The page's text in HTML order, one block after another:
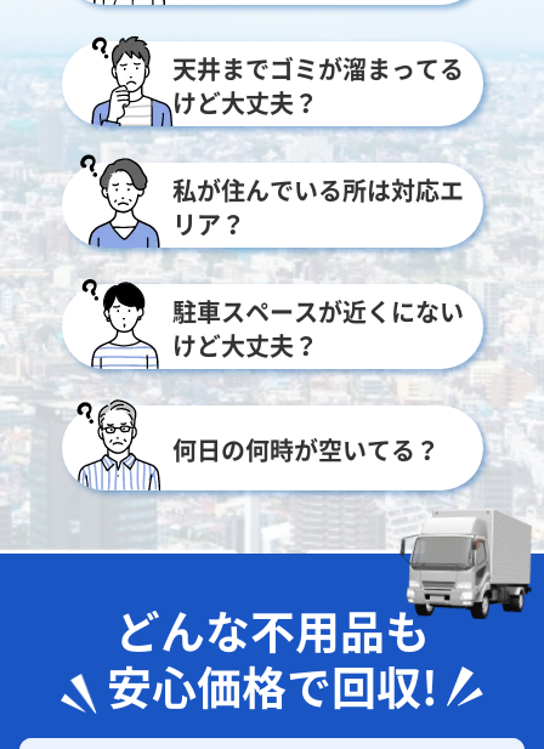
天井までゴミが溜まってる
けど大丈夫？
私が住んでいる所は対応エ
リア？
駐車スペースが近くにない
けど大丈夫？
何日の何時が空いてる？
どんな不用品も
安心価格で回収!